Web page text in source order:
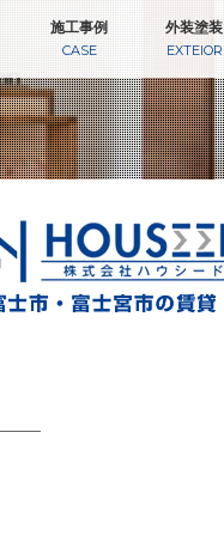
施工事例
CASE
外装塗装
EXTEIOR